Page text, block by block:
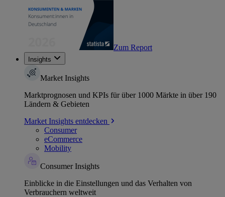
Zum Report
Insights
Market Insights
Marktprognosen und KPIs für über 1000 Märkte in über 190
Ländern & Gebieten
Market Insights entdecken
Consumer
eCommerce
Mobility
Consumer Insights
Einblicke in die Einstellungen und das Verhalten von
Verbrauchern weltweit